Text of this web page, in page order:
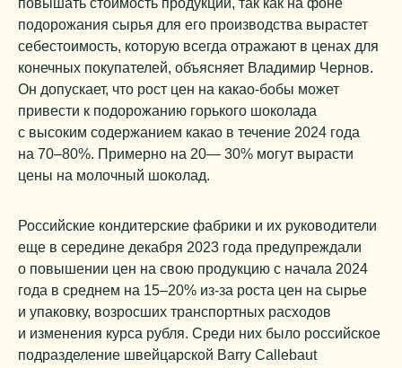
повышать стоимость продукции, так как на фоне
подорожания сырья для его производства вырастет
себестоимость, которую всегда отражают в ценах для
конечных покупателей, объясняет Владимир Чернов.
Он допускает, что рост цен на какао-бобы может
привести к подорожанию горького шоколада
с высоким содержанием какао в течение 2024 года
на 70–80%. Примерно на 20— 30% могут вырасти
цены на молочный шоколад.
Российские кондитерские фабрики и их руководители
еще в середине декабря 2023 года предупреждали
о повышении цен на свою продукцию с начала 2024
года в среднем на 15–20% из-за роста цен на сырье
и упаковку, возросших транспортных расходов
и изменения курса рубля. Среди них было российское
подразделение швейцарской Barry Callebaut